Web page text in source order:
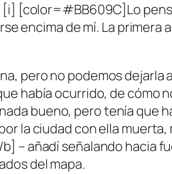
[i] [color=#BB609C]Lo
encima de mí. La primera
pero no podemos
había ocurrido, de cómo
bueno, pero tenía que
la ciudad con ella
añadí señalando hacia
del mapa.